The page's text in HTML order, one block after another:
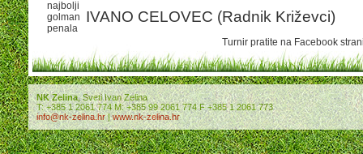
najbolji
golman
penala
IVANO CELOVEC (Radnik Križevci)
Turnir pratite na Facebook
NK Zelina, Sveti Ivan Zelina
T: +385 1 2061 774 M: +385 99 2061 774 F +385 1 2061 773
info@nk-zelina.hr|www.nk-zelina.hr